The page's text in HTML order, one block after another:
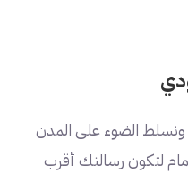
الضوء على المدن
لتكون رسالتك أقرب